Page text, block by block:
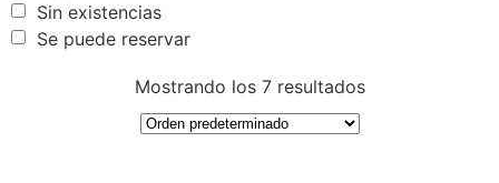
Sin existencias
Se puede reservar
Mostrando los 7 resultados